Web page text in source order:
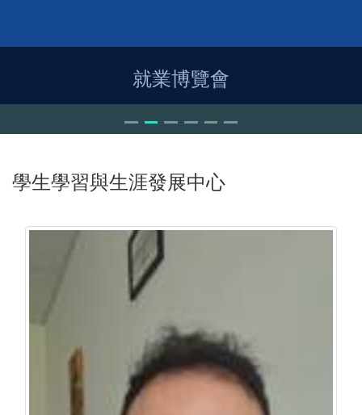
就業博覽會
學生學習與生涯發展中心